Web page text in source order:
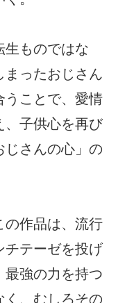
生ものではな
まったおじさん
うことで、愛情
、子供心を再び
じさんの心」の
の作品は、流行
チテーゼを投げ
最強の力を持つ
く、むしろその